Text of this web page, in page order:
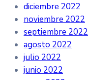
diciembre 2022
noviembre 2022
septiembre 2022
agosto 2022
julio 2022
junio 2022